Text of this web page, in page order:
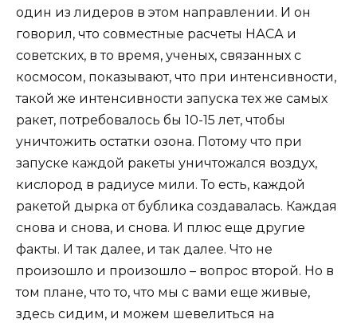
один из лидеров в этом направлении. И он
говорил, что совместные расчеты НАСА и
советских, в то время, ученых, связанных с
космосом, показывают, что при интенсивности,
такой же интенсивности запуска тех же самых
ракет, потребовалось бы 10-15 лет, чтобы
уничтожить остатки озона. Потому что при
запуске каждой ракеты уничтожался воздух,
кислород в радиусе мили. То есть, каждой
ракетой дырка от бублика создавалась. Каждая
снова и снова, и снова. И плюс еще другие
факты. И так далее, и так далее. Что не
произошло и произошло – вопрос второй. Но в
том плане, что то, что мы с вами еще живые,
здесь сидим, и можем шевелиться на